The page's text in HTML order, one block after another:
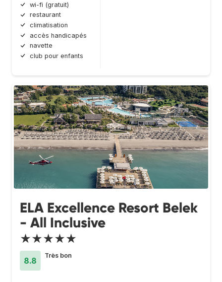
wi-fi (gratuit)
restaurant
climatisation
accès handicapés
navette
club pour enfants
ELA Excellence Resort Belek
- All Inclusive
★★★★★
8.8
Très bon